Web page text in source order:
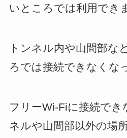
いところでは利用でき
トンネル内や山間部な
ろでは接続できなくな
フリーWi-Fiに接続でき
ネルや山間部以外の場